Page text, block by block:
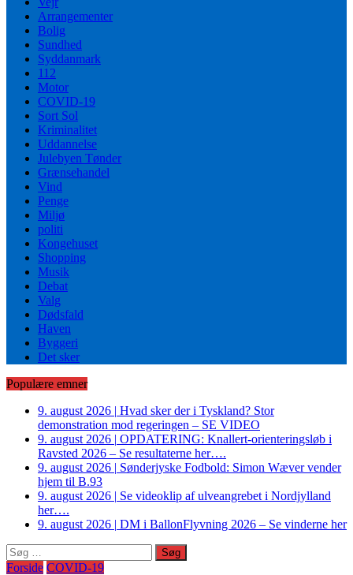
Arrangementer
Bolig
Sundhed
Syddanmark
112
Motor
COVID-19
Sort Sol
Kriminalitet
Uddannelse
Julebyen Tønder
Grænsehandel
Vind
Penge
Miljø
politi
Kongehuset
Shopping
Musik
Debat
Valg
Dødsfald
Haven
Byggeri
Det sker
Populære emner
9. august 2026 | Hvad sker der i Tyskland? Stor
demonstration mod regeringen – SE VIDEO
9. august 2026 | OPDATERING: Knallert-orienteringsløb i
Ravsted 2026 – Se resultaterne her….
9. august 2026 | Sønderjyske Fodbold: Simon Wæver vender
hjem til B.93
9. august 2026 | Se videoklip af ulveangrebet i Nordjylland
her….
9. august 2026 | DM i BallonFlyvning 2026 – Se vinderne her
Søg
efter:
Forside COVID-19